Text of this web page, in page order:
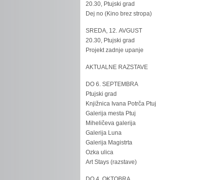
20.30, Ptujski grad
Dej no (Kino brez stropa)
SREDA, 12. AVGUST
20.30, Ptujski grad
Projekt zadnje upanje
AKTUALNE RAZSTAVE
DO 6. SEPTEMBRA
Ptujski grad
Knjižnica Ivana Potrča Ptuj
Galerija mesta Ptuj
Miheličeva galerija
Galerija Luna
Galerija Magistrta
Ozka ulica
Art Stays (razstave)